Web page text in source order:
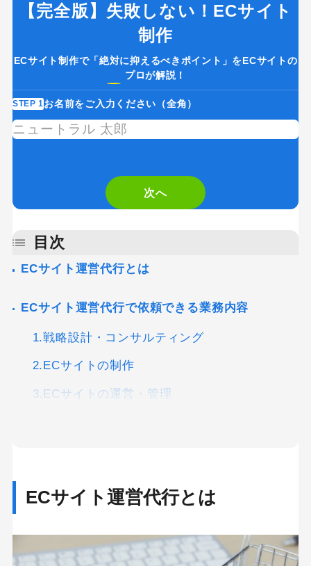
【完全版】失敗しない！ECサイト
制作
ECサイト制作で「絶対に抑えるべきポイント」をECサイトの
プロが解説！
STEP 1お名前をご入力ください（全角）
次へ
目次
ECサイト運営代行とは
ECサイト運営代行で依頼できる業務内容
1.戦略設計・コンサルティング
2.ECサイトの制作
3.ECサイトの運営・管理
7.顧客対応・カスタマーサポート
ECサイトを運営代行する事業者の種類
ECサイト運営代行とは